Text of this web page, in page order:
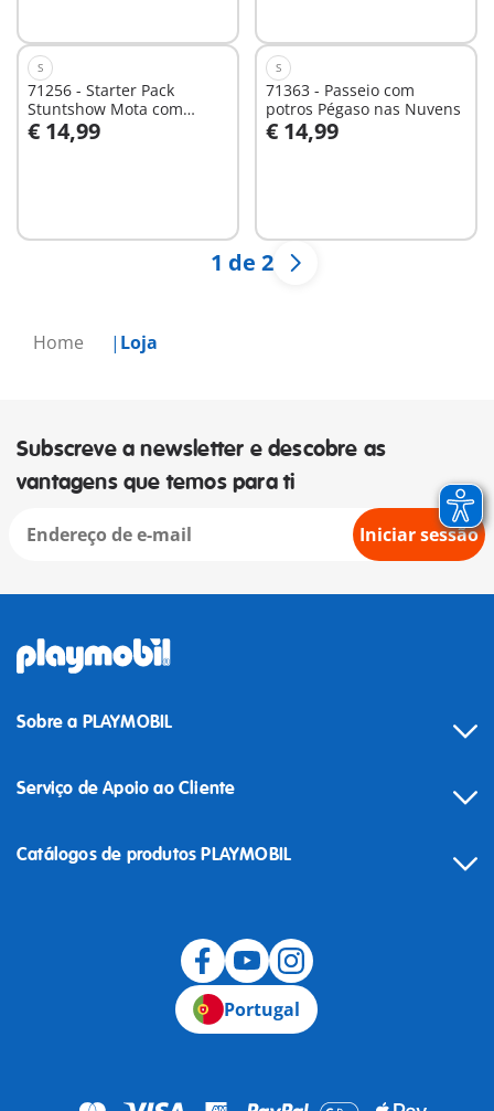
Home Loja
S
71256 - Starter Pack
Stuntshow Mota com
parede de fogo
€ 14,99
S
71363 - Passeio com
potros Pégaso nas Nuvens
€ 14,99
1 de 2
Subscreve a newsletter e descobre as
vantagens que temos para ti
Iniciar sessão
Sobre a PLAYMOBIL
Serviço de Apoio ao Cliente
Catálogos de produtos PLAYMOBIL
Portugal